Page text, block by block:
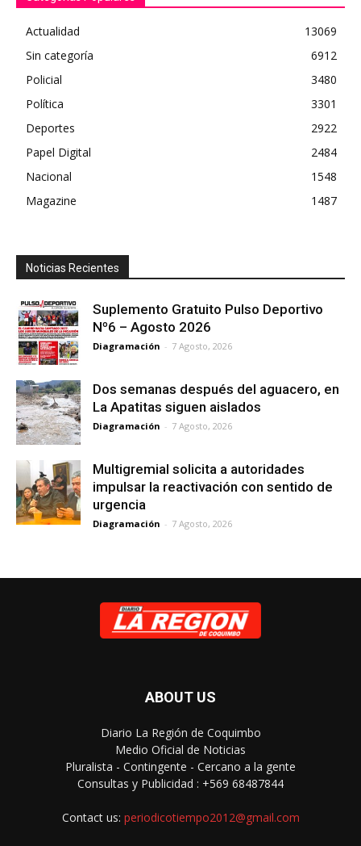
Actualidad
13069
Sin categoría
6912
Policial
3480
Política
3301
Deportes
2922
Papel Digital
2484
Nacional
1548
Magazine
1487
Noticias Recientes
Suplemento Gratuito Pulso Deportivo
Nº6 – Agosto 2026
Diagramación - 7 Agosto, 2026
Dos semanas después del aguacero, en
La Apatitas siguen aislados
Diagramación - 7 Agosto, 2026
Multigremial solicita a autoridades
impulsar la reactivación con sentido de
urgencia
Diagramación - 7 Agosto, 2026
ABOUT US
Diario La Región de Coquimbo
Medio Oficial de Noticias
Pluralista - Contingente - Cercano a la gente
Consultas y Publicidad : +569 68487844
Contact us: periodicotiempo2012@gmail.com